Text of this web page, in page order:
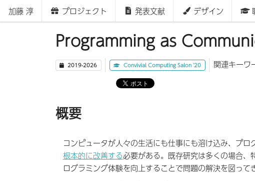
加藤 淳 プロジェクト 発表文献 デザイン
Programming as
2019-2026 Convivial Computing Salon '20 関連キーワ
概要
コンピュータが人々の生活にも仕事にも溶け込み、プ
根本的に改善する必要がある。既存研究は多くの場合、
ログラミング体験を向上することで問題の解決を図って